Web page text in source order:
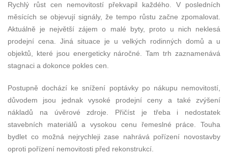
Rychlý růst cen nemovitostí překvapil každého. V posledních
měsících se objevují signály, že tempo růstu začne zpomalovat.
Aktuálně je největší zájem o malé byty, proto u nich neklesá
prodejní cena. Jiná situace je u velkých rodinných domů a u
objektů, které jsou energeticky náročné. Tam trh zaznamenává
stagnaci a dokonce pokles cen.
Postupně dochází ke snížení poptávky po nákupu nemovitostí,
důvodem jsou jednak vysoké prodejní ceny a také zvýšení
nákladů na úvěrové zdroje. Přičíst je třeba i nedostatek
stavebních materiálů a vysokou cenu řemeslné práce. Touha
bydlet co možná nejrychleji zase nahrává pořízení novostavby
oproti pořízení nemovitosti před rekonstrukcí.